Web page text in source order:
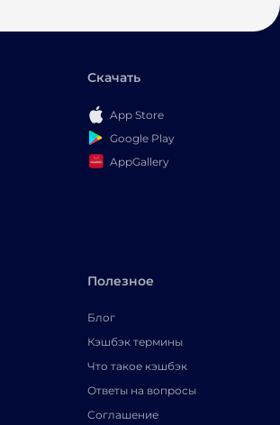
Скачать
App Store
Google Play
AppGallery
Полезное
Блог
Кэшбэк термины
Что такое кэшбэк
Ответы на вопросы
Соглашение